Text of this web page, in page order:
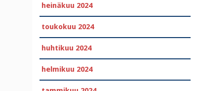
heinäkuu 2024
toukokuu 2024
huhtikuu 2024
helmikuu 2024